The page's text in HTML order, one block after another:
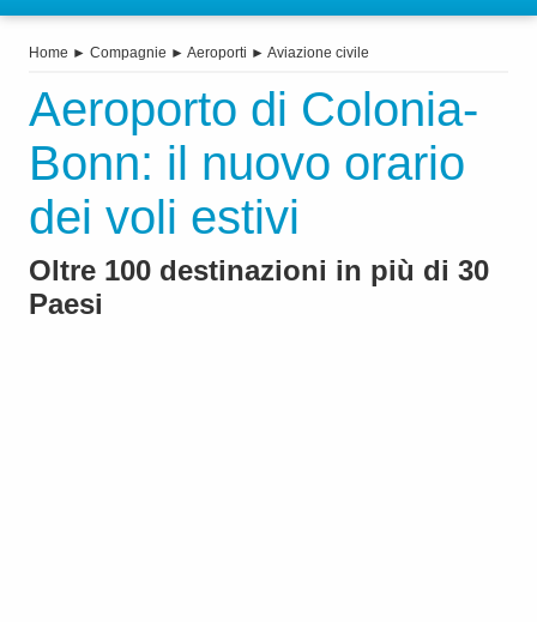
Home ► Compagnie ► Aeroporti ► Aviazione civile
Aeroporto di Colonia-
Bonn: il nuovo orario
dei voli estivi
Oltre 100 destinazioni in più di 30
Paesi